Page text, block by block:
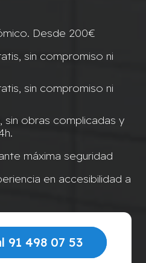
Desde 200€
sin compromiso ni
sin compromiso ni
sin obras complicadas y
máxima seguridad
en accesibilidad a
91 498 07 53